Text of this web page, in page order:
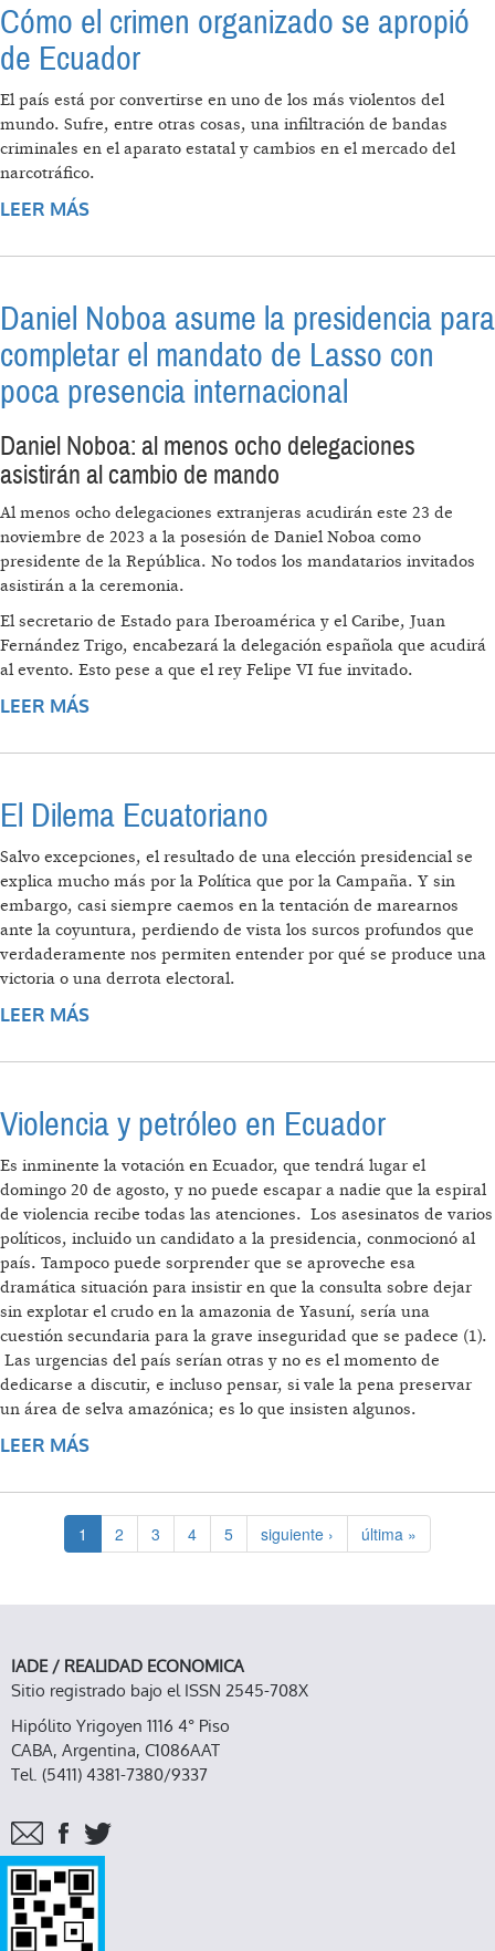
Cómo el crimen organizado se apropió
de Ecuador
El país está por convertirse en uno de los más violentos del
mundo. Sufre, entre otras cosas, una infiltración de bandas
criminales en el aparato estatal y cambios en el mercado del
narcotráfico.
LEER MÁS
Daniel Noboa asume la presidencia para
completar el mandato de Lasso con
poca presencia internacional
Daniel Noboa: al menos ocho delegaciones
asistirán al cambio de mando
Al menos ocho delegaciones extranjeras acudirán este 23 de
noviembre de 2023 a la posesión de Daniel Noboa como
presidente de la República. No todos los mandatarios invitados
asistirán a la ceremonia.
El secretario de Estado para Iberoamérica y el Caribe, Juan
Fernández Trigo, encabezará la delegación española que acudirá
al evento. Esto pese a que el rey Felipe VI fue invitado.
LEER MÁS
MANDATO DE LASSO CON POCA PRESENCIA
El Dilema Ecuatoriano
Salvo excepciones, el resultado de una elección presidencial se
explica mucho más por la Política que por la Campaña. Y sin
embargo, casi siempre caemos en la tentación de marearnos
ante la coyuntura, perdiendo de vista los surcos profundos que
verdaderamente nos permiten entender por qué se produce una
victoria o una derrota electoral.
LEER MÁS
Violencia y petróleo en Ecuador
Es inminente la votación en Ecuador, que tendrá lugar el
domingo 20 de agosto, y no puede escapar a nadie que la espiral
de violencia recibe todas las atenciones. Los asesinatos de varios
políticos, incluido un candidato a la presidencia, conmocionó al
país. Tampoco puede sorprender que se aproveche esa
dramática situación para insistir en que la consulta sobre dejar
sin explotar el crudo en la amazonia de Yasuní, sería una
cuestión secundaria para la grave inseguridad que se padece (1).
Las urgencias del país serían otras y no es el momento de
dedicarse a discutir, e incluso pensar, si vale la pena preservar
un área de selva amazónica; es lo que insisten algunos.
LEER MÁS
1 2 3 4 5 siguiente › última »
IADE / REALIDAD ECONOMICA
Sitio registrado bajo el ISSN 2545-708X
Hipólito Yrigoyen 1116 4° Piso
CABA, Argentina, C1086AAT
Tel. (5411) 4381-7380/9337